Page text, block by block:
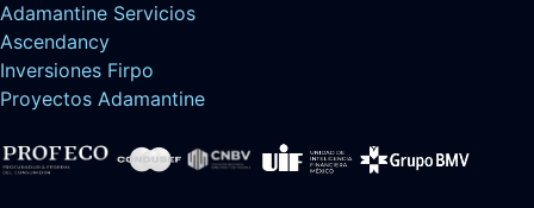
Adamantine Servicios
Ascendancy
Inversiones Firpo
Proyectos Adamantine